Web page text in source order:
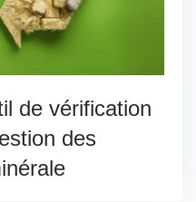
de vérification
des